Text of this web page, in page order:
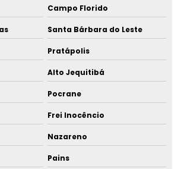
Campo Florido
Santa Bárbara do Leste
Pratápolis
Alto Jequitibá
Pocrane
Frei Inocêncio
Nazareno
Pains